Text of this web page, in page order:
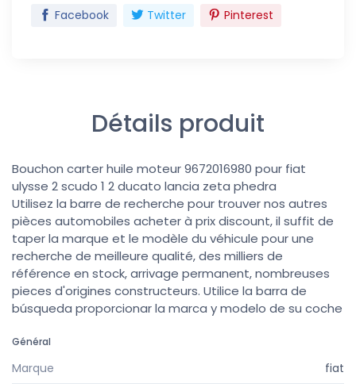
Facebook Twitter Pinterest
Détails produit
Bouchon carter huile moteur 9672016980 pour fiat
ulysse 2 scudo 1 2 ducato lancia zeta phedra
Utilisez la barre de recherche pour trouver nos autres
pièces automobiles acheter à prix discount, il suffit de
taper la marque et le modèle du véhicule pour une
recherche de meilleure qualité, des milliers de
référence en stock, arrivage permanent, nombreuses
pieces d'origines constructeurs. Utilice la barra de
búsqueda proporcionar la marca y modelo de su coche
Général
Marque
fiat